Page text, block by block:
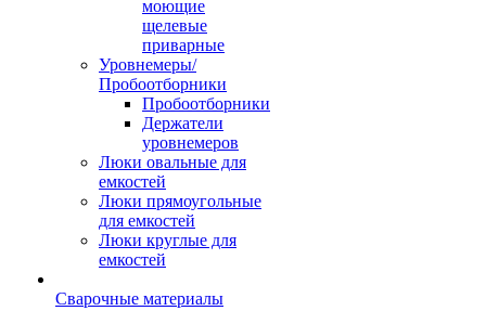
моющие
щелевые
приварные
Уровнемеры/
Пробоотборники
Пробоотборники
Держатели
уровнемеров
Люки овальные для
емкостей
Люки прямоугольные
для емкостей
Люки круглые для
емкостей
Сварочные материалы